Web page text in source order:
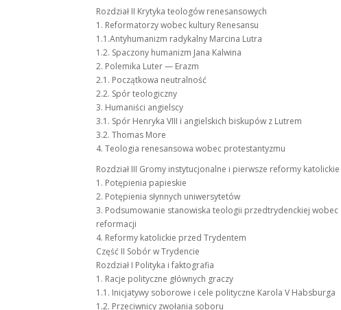
Rozdział II Krytyka teologów renesansowych
1. Reformatorzy wobec kultury Renesansu
1.1.Antyhumanizm radykalny Marcina Lutra
1.2. Spaczony humanizm Jana Kalwina
2. Polemika Luter — Erazm
2.1. Początkowa neutralność
2.2. Spór teologiczny
3. Humaniści angielscy
3.1. Spór Henryka VIII i angielskich biskupów z Lutrem
3.2. Thomas More
4. Teologia renesansowa wobec protestantyzmu
Rozdział III Gromy instytucjonalne i pierwsze reformy katolickie
1. Potępienia papieskie
2. Potępienia słynnych uniwersytetów
3. Podsumowanie stanowiska teologii przedtrydenckiej wobec
reformacji
4. Reformy katolickie przed Trydentem
Część II Sobór w Trydencie
Rozdział I Polityka i faktografia
1. Racje polityczne głównych graczy
1.1. Inicjatywy soborowe i cele polityczne Karola V Habsburga
1.2. Przeciwnicy zwołania soboru